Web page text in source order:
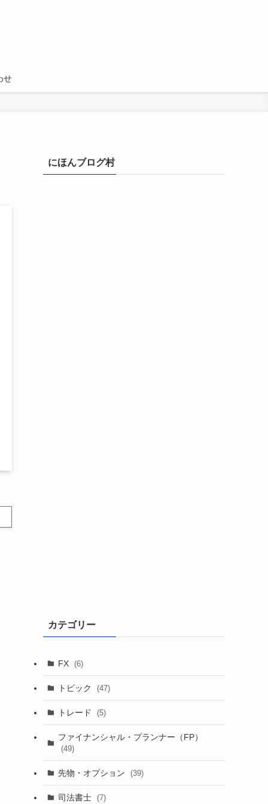
せ
にほんブログ村
カテゴリー
FX (6)
トピック (47)
トレード (5)
ファイナンシャル・プランナー（FP）
(49)
先物・オプション (39)
司法書士 (7)